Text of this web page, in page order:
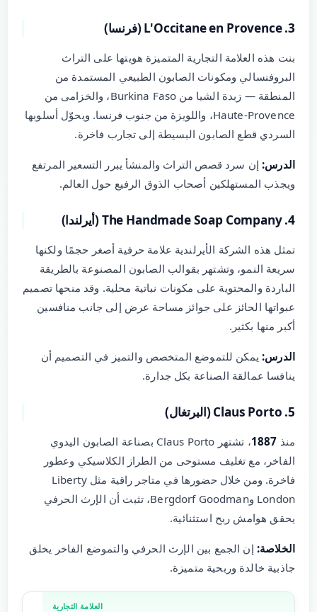
3. L'Occitane en Provence (فرنسا)
بنت هذه العلامة التجارية المتميزة هويتها على التراث
البروفنسالي ومكونات الصابون الطبيعي المستمدة من
المنطقة — زبدة الشيا من Burkina Faso، والخزامى من
Haute-Provence، واللويزة من جنوب فرنسا. ويحوّل أسلوبها
السردي قطع الصابون البسيطة إلى تجارب فاخرة.
الدرس:إن سرد قصص التراث والمنشأ يبرر التسعير المرتفع
ويجذب المستهلكين أصحاب الذوق الرفيع حول العالم.
4. The Handmade Soap Company (أيرلندا)
تمثل هذه الشركة الأيرلندية علامة حرفية أصغر حجمًا ولكنها
سريعة النمو، وتشتهر بقوالب الصابون المصنوعة بالطريقة
الباردة والمحتوية على مكونات نباتية محلية. وقد منحها تصميم
عبواتها الحائز على جوائز مساحة عرض إلى جانب منافسين
أكبر منها بكثير.
الدرس:يمكن للتموضع المتخصص والتميز في التصميم أن
ينافسا عمالقة الصناعة بكل جدارة.
5. Claus Porto (البرتغال)
منذ 1887
، تشتهر Claus Porto بصناعة الصابون اليدوي
الفاخر، مع تغليف مستوحى من الطراز الكلاسيكي وعطور
فاخرة. ومن خلال حضورها في متاجر راقية مثل Liberty
London وBergdorf Goodman، تثبت أن الإرث الحرفي
يحقق هوامش ربح استثنائية.
الخلاصة: إن الجمع بين الإرث الحرفي والتموضع الفاخر يخلق
جاذبية خالدة وربحية متميزة.